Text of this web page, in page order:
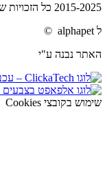
2015-2025 כל הזכויות שמורות
ל alphapet ©
האתר נבנה ע"י
שימוש בקובצי Cookies